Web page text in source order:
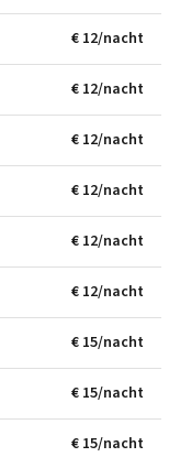
€ 12/nacht
€ 12/nacht
€ 12/nacht
€ 12/nacht
€ 12/nacht
€ 12/nacht
€ 15/nacht
€ 15/nacht
€ 15/nacht